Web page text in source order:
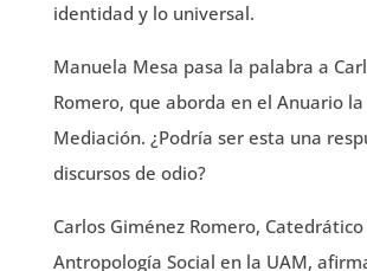
identidad y lo universal.
Manuela Mesa pasa la palabra a
Romero, que aborda en el Anuario
Mediación. ¿Podría ser esta una
discursos de odio?
Carlos Giménez Romero,
Antropología Social en la UAM,